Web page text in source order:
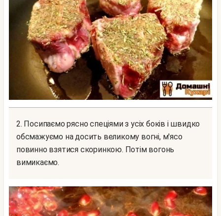
2. Посипаємо рясно спеціями з усіх боків і швидко
обсмажуємо на досить великому вогні, м'ясо
повинно взятися скоринкою. Потім вогонь
вимикаємо.